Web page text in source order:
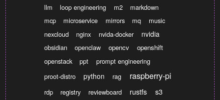
llm loop engineering m2
markdown
mcp
microservice mirrors mq
music
nexcloud
nginx nvida-docker nvidia
obsidian openclaw opencv
openshift
openstack
ppt
prompt engineering
proot-distro
python rag raspberry-pi
rdp registry reviewboard rustfs s3